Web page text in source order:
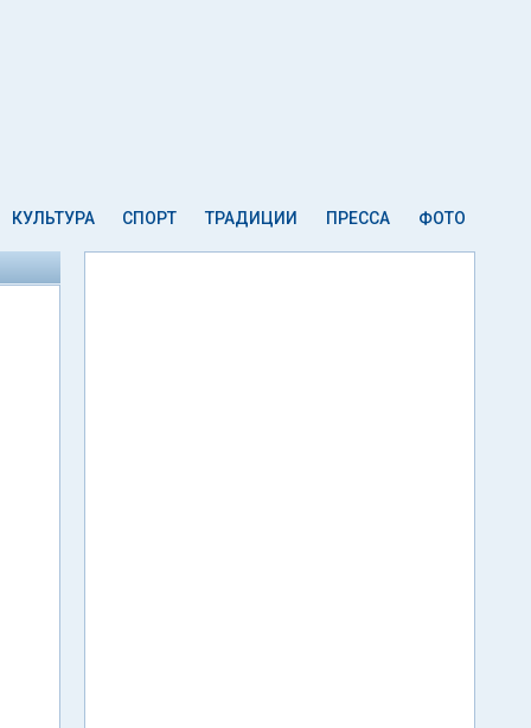
КУЛЬТУРА СПОРТ ТРАДИЦИИ ПРЕССА ФОТО